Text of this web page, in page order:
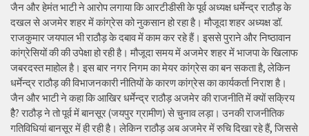
जैन और हेमंत भाटी ने आरोप लगाया कि आरटीडीसी के पूर्व अध्यक्ष धर्मेन्द्र राठौड़ के
दखल से अजमेर शहर में कांग्रेस को नुकसान हो रहा है। मौजूदा शहर अध्यक्ष डॉ.
राजकुमार जयपाल भी राठौड़ के दबाव में काम कर रहे हैं। इससे पुराने और निष्ठावान
कांग्रेसियों की की उपेक्षा हो रही है। मौजूदा समय में अजमेर शहर में भाजपा के खिलाफ
जबरदस्त माहोल है। इस बार नगर निगम का मेयर कांग्रेस का बन सकता है, लेकिन
धर्मेन्द्र राठौड़ की विभाजनकारी नीतियों के कारण कांग्रेस का कार्यकर्ता निराश है।
जैन और भाटी ने कहा कि आखिर धर्मेन्द्र राठौड़ अजमेर की राजनीति में क्यों सक्रिय
हैै? राठौड़ ने तो पूर्व में बानसूर (जयपुर ग्रामीण) से चुनाव लड़ा। उनकी राजनीतिक
गतिविधियां बानसूर में ही रही है। लेकिन राठौड़ अब अजमेर में रुचि दिखा रहे हैं, जिससे